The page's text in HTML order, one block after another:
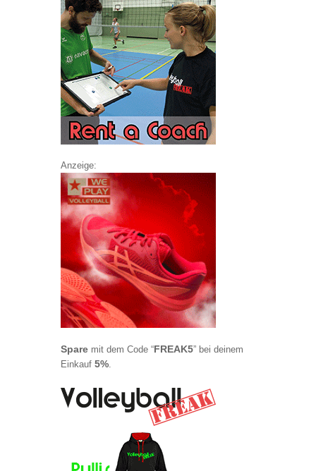
Anzeige:
Spare mit dem Code “FREAK5” bei deinem
Einkauf 5%